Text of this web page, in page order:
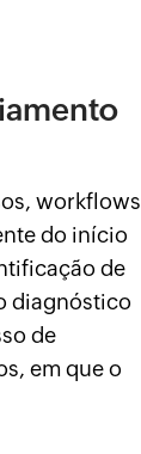
workflows
do início
de
diagnóstico
de
em que o